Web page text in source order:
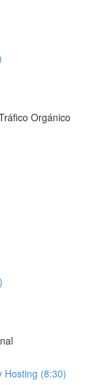
Orgánico
Hosting (8:30)